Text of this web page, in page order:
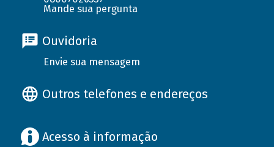
Mande sua pergunta
Ouvidoria
Envie sua mensagem
Outros telefones e endereços
Acesso à informação